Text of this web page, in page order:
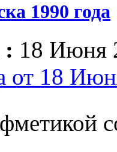
1990 года
: 18 Июня
от 18